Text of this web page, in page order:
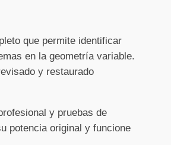
que permite identificar
en la geometría variable.
y restaurado
y pruebas de
potencia original y funcione